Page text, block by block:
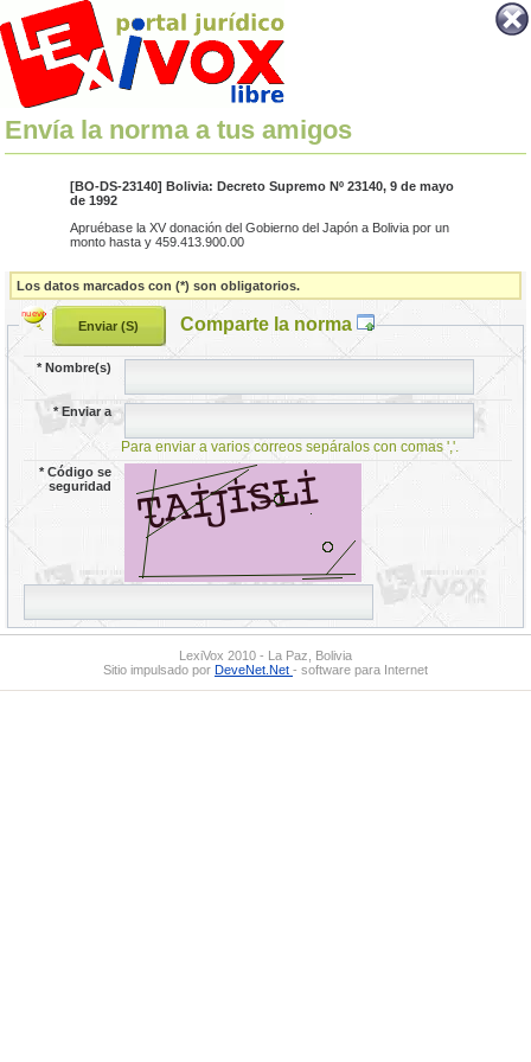
Envía la norma a tus amigos
[BO-DS-23140] Bolivia: Decreto Supremo Nº 23140, 9 de mayo
de 1992
Apruébase la XV donación del Gobierno del Japón a Bolivia por un
monto hasta y 459.413.900.00
Los datos marcados con (*) son obligatorios.
Comparte la norma
*Nombre(s)
*Enviar a
Para enviar a varios correos sepáralos con comas ','.
*Código se
seguridad
LexiVox 2010 - La Paz, Bolivia
Sitio impulsado por DeveNet.Net - software para Internet